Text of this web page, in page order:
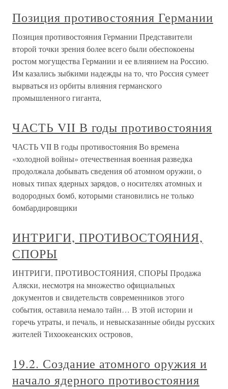
Позиция противостояния Германии
Позиция противостояния Германии Представители
второй точки зрения более всего были обеспокоены
ростом могущества Германии и ее влиянием на Россию.
Им казались зыбкими надежды на то, что Россия сумеет
вырваться из орбиты влияния германского
промышленного гиганта,
ЧАСТЬ VII В годы противостояния
ЧАСТЬ VII В годы противостояния Во времена
«холодной войны» отечественная военная разведка
продолжала добывать сведения об атомном оружии, о
новых типах ядерных зарядов, о носителях атомных и
водородных бомб, которыми становились не только
бомбардировщики
ИНТРИГИ, ПРОТИВОСТОЯНИЯ,
СПОРЫ
ИНТРИГИ, ПРОТИВОСТОЯНИЯ, СПОРЫ Продажа
Аляски, несмотря на множество официальных
документов и свидетельств современников этого
события, оставила немало тайн… В этой истории и
горечь утраты, и печаль, и невысказанные обиды русских
жителей Тихоокеанских островов,
19.2. Создание атомного оружия и
начало ядерного противостояния